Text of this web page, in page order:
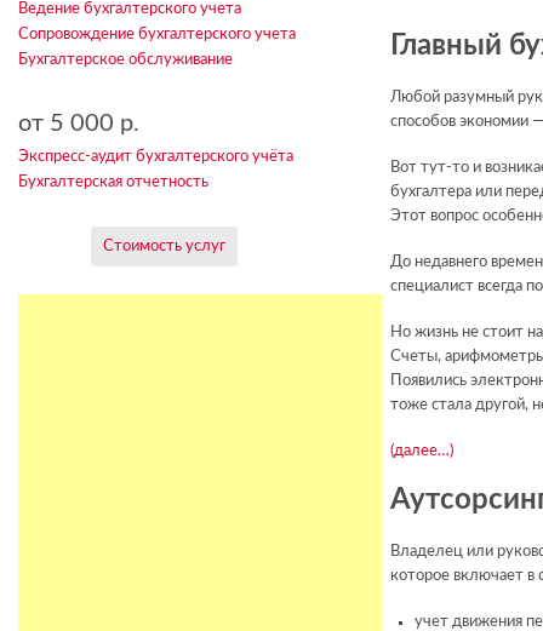
Главный
Любой разумный
способов экономии
Вот тут-то и
бухгалтера или
Этот вопрос
До недавнего
специалист всегда
Но жизнь не стоит
Счеты, арифмометры
Появились
тоже стала другой,
(далее…)
Владелец или
которое включает в
учет движения
Ведение бухгалтерского учета
Сопровождение бухгалтерского учета
Бухгалтерское обслуживание
от 5 000 р.
Экспресс-аудит бухгалтерского учёта
Бухгалтерская отчетность
Стоимость услуг